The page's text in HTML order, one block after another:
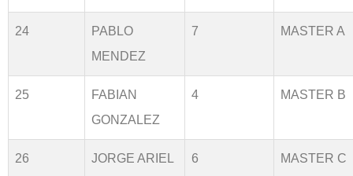
24
PABLO
MENDEZ
7 MASTER A
25
FABIAN
GONZALEZ
4 MASTER B
26
JORGE ARIEL
6 MASTER C